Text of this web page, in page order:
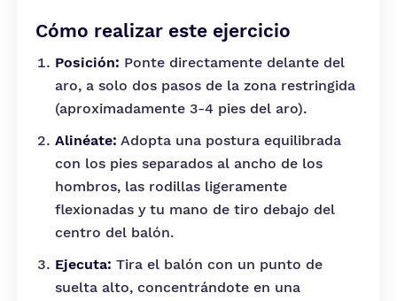
Cómo realizar este ejercicio
Posición: Ponte directamente delante del
aro, a solo dos pasos de la zona restringida
(aproximadamente 3-4 pies del aro).
Alinéate: Adopta una postura equilibrada
con los pies separados al ancho de los
hombros, las rodillas ligeramente
flexionadas y tu mano de tiro debajo del
centro del balón.
Ejecuta: Tira el balón con un punto de
suelta alto, concentrándote en una